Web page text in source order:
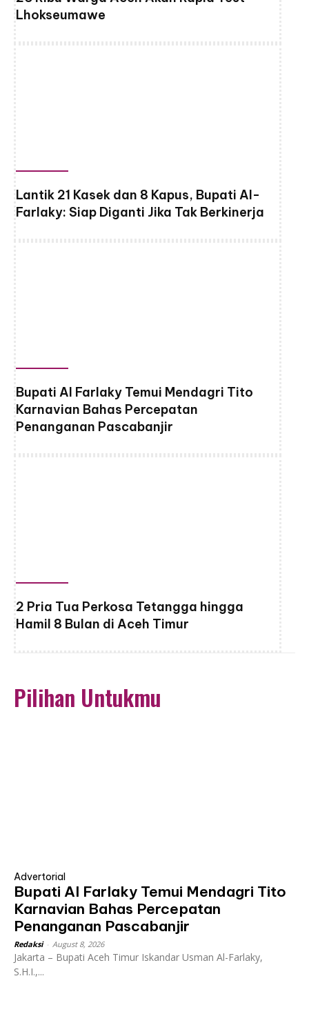
Lhokseumawe
Lantik 21 Kasek dan 8 Kapus, Bupati Al-
Farlaky: Siap Diganti Jika Tak Berkinerja
Bupati Al Farlaky Temui Mendagri Tito
Karnavian Bahas Percepatan
Penanganan Pascabanjir
2 Pria Tua Perkosa Tetangga hingga
Hamil 8 Bulan di Aceh Timur
Pilihan Untukmu
Advertorial
Bupati Al Farlaky Temui Mendagri Tito
Karnavian Bahas Percepatan
Penanganan Pascabanjir
Redaksi August 8, 2026
Jakarta – Bupati Aceh Timur Iskandar Usman Al-Farlaky,
S.H.I.,...